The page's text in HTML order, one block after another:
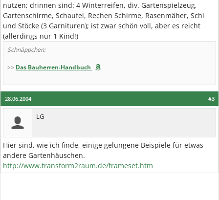
nutzen; drinnen sind: 4 Winterreifen, div. Gartenspielzeug,
Gartenschirme, Schaufel, Rechen Schirme, Rasenmäher, Schi
und Stöcke (3 Garnituren); ist zwar schön voll, aber es reicht
(allerdings nur 1 Kind!)
Schnäppchen:
>> Das Bauherren-Handbuch
#3
28.06.2004
LG
Hier sind, wie ich finde, einige gelungene Beispiele für etwas
andere Gartenhäuschen.
http://www.transform2raum.de/frameset.htm